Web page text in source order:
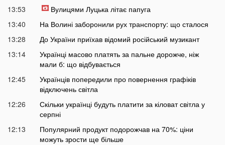
13:53
Вулицями Луцька літає папуга
13:40
На Волині заборонили рух транспорту: що сталося
13:28
До України приїхав відомий російський музикант
13:14
Українці масово платять за пальне дорожче, ніж
мали б: що відбувається
12:45
Українців попередили про повернення графіків
відключень світла
12:26
Скільки українці будуть платити за кіловат світла у
серпні
12:13
Популярний продукт подорожчав на 70%: ціни
можуть зрости ще більше